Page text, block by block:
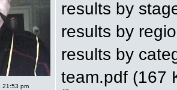
21:53 pm
results by
results by
results by
team.pdf (167